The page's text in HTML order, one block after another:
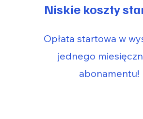
Niskie koszty
Opłata startowa w
jednego
abonamentu!